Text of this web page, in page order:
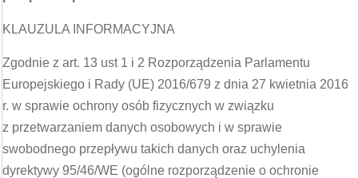
KLAUZULA INFORMACYJNA
Zgodnie z art. 13 ust 1 i 2 Rozporządzenia Parlamentu
Europejskiego i Rady (UE) 2016/679 z dnia 27 kwietnia 2016
r. w sprawie ochrony osób fizycznych w związku
z przetwarzaniem danych osobowych i w sprawie
swobodnego przepływu takich danych oraz uchylenia
dyrektywy 95/46/WE (ogólne rozporządzenie o ochronie